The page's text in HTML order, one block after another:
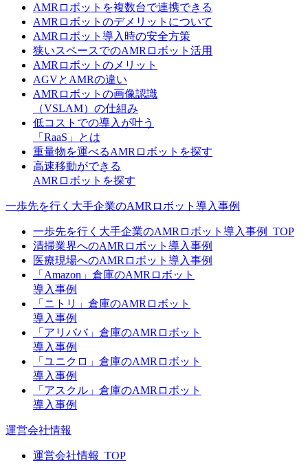
AMRロボットを複数台で連携できる
AMRロボットのデメリットについて
AMRロボット導入時の安全方策
狭いスペースでのAMRロボット活用
AMRロボットのメリット
AGVとAMRの違い
AMRロボットの画像認識
（VSLAM）の仕組み
低コストでの導入が叶う
「RaaS」とは
重量物を運べるAMRロボットを探す
高速移動ができる
AMRロボットを探す
一歩先を行く大手企業のAMRロボット導入事例
一歩先を行く大手企業のAMRロボット導入事例_TOP
清掃業界へのAMRロボット導入事例
医療現場へのAMRロボット導入事例
「Amazon」倉庫のAMRロボット
導入事例
「ニトリ」倉庫のAMRロボット
導入事例
「アリババ」倉庫のAMRロボット
導入事例
「ユニクロ」倉庫のAMRロボット
導入事例
「アスクル」倉庫のAMRロボット
導入事例
運営会社情報
運営会社情報_TOP